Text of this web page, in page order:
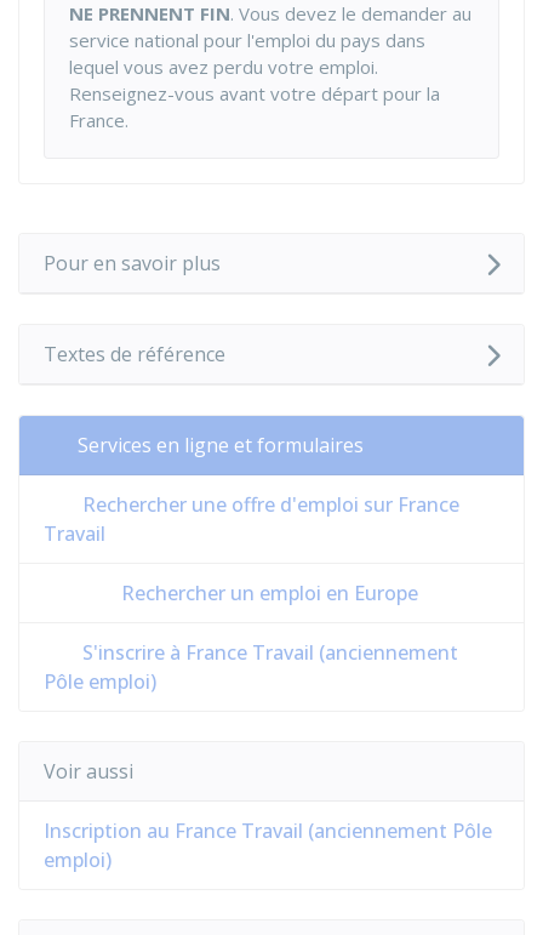
NE PRENNENT FIN. Vous devez le demander au
service national pour l'emploi du pays dans
lequel vous avez perdu votre emploi.
Renseignez-vous avant votre départ pour la
France.
Pour en savoir plus
Textes de référence
Services en ligne et formulaires
Rechercher une offre d'emploi sur France
Travail
Rechercher un emploi en Europe
S'inscrire à France Travail (anciennement
Pôle emploi)
Voir aussi
Inscription au France Travail (anciennement Pôle
emploi)